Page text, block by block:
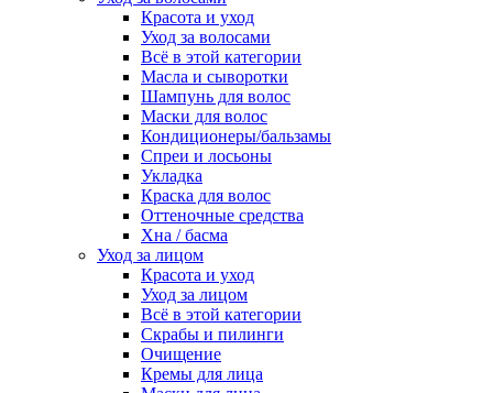
Красота и уход
Уход за волосами
Всё в этой категории
Масла и сыворотки
Шампунь для волос
Маски для волос
Кондиционеры/бальзамы
Спреи и лосьоны
Укладка
Краска для волос
Оттеночные средства
Хна / басма
Уход за лицом
Красота и уход
Уход за лицом
Всё в этой категории
Скрабы и пилинги
Очищение
Кремы для лица